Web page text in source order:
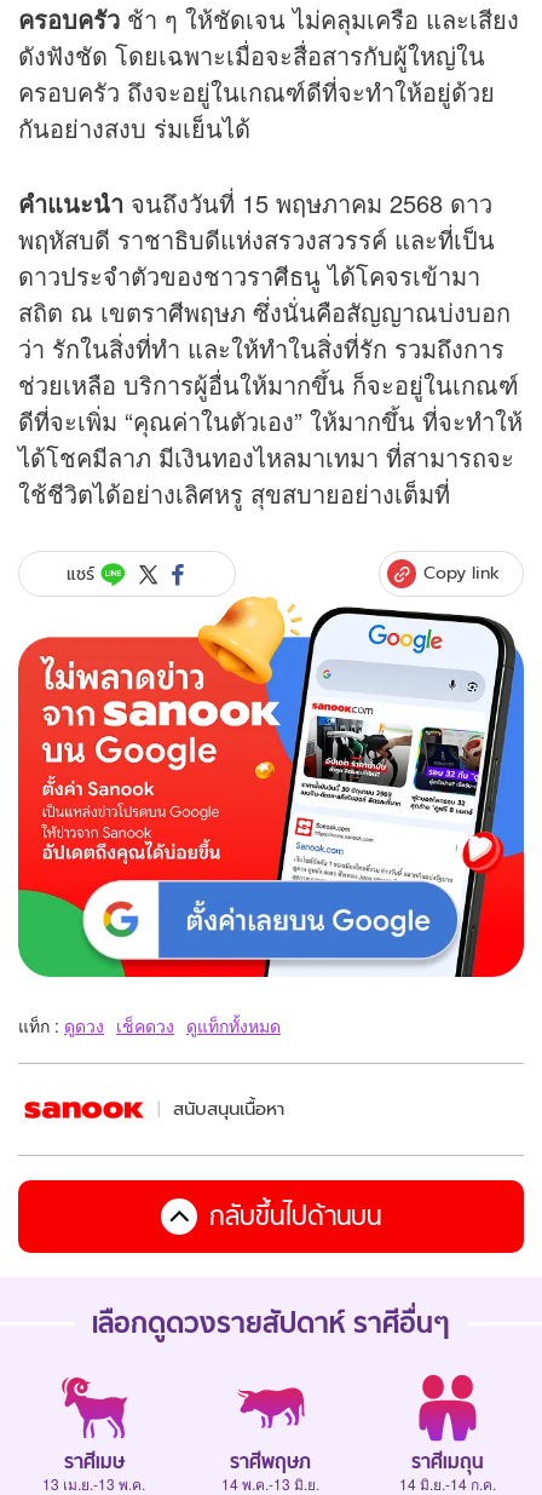
ครอบครัว ช้า ๆ ให้ชัดเจน ไม่คลุมเครือ และเสียง
ดังฟังชัด โดยเฉพาะเมื่อจะสื่อสารกับผู้ใหญ่ใน
ครอบครัว ถึงจะอยู่ในเกณฑ์ดีที่จะทำให้อยู่ด้วย
กันอย่างสงบ ร่มเย็นได้
คำแนะนำ จนถึงวันที่ 15 พฤษภาคม 2568 ดาว
พฤหัสบดี ราชาธิบดีแห่งสรวงสวรรค์ และที่เป็น
ดาวประจำตัวของชาวราศีธนู ได้โคจรเข้ามา
สถิต ณ เขตราศีพฤษภ ซึ่งนั่นคือสัญญาณบ่งบอก
ว่า รักในสิ่งที่ทำ และให้ทำในสิ่งที่รัก รวมถึงการ
ช่วยเหลือ บริการผู้อื่นให้มากขึ้น ก็จะอยู่ในเกณฑ์
ดีที่จะเพิ่ม “คุณค่าในตัวเอง” ให้มากขึ้น ที่จะทำให้
ได้โชคมีลาภ มีเงินทองไหลมาเทมา ที่สามารถจะ
ใช้ชีวิตได้อย่างเลิศหรู สุขสบายอย่างเต็มที่
แชร์ Copy link
แท็ก : ดูดวง เช็คดวง ดูแท็กทั้งหมด
สนับสนุนเนื้อหา
กลับขึ้นไปด้านบน
เลือกดูดวงรายสัปดาห์ ราศีอื่นๆ
ราศีเมษ
13 เม.ย.-13 พ.ค.
ราศีพฤษภ
14 พ.ค.-13 มิ.ย.
ราศีเมถุน
14 มิ.ย.-14 ก.ค.